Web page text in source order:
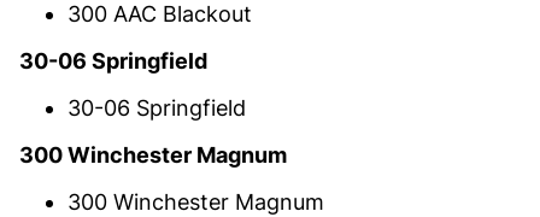
300 AAC Blackout
30-06 Springfield
30-06 Springfield
300 Winchester Magnum
300 Winchester Magnum